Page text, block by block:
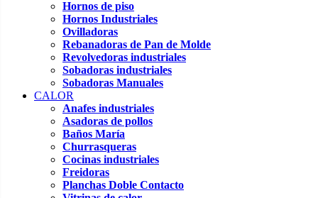
Hornos de piso
Hornos Industriales
Ovilladoras
Rebanadoras de Pan de Molde
Revolvedoras industriales
Sobadoras industriales
Sobadoras Manuales
CALOR
Anafes industriales
Asadoras de pollos
Baños María
Churrasqueras
Cocinas industriales
Freidoras
Planchas Doble Contacto